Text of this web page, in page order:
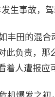
发生事故，
丰田的混合
此负责，那
着人遭报应